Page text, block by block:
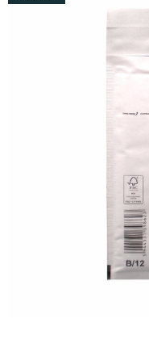
Extra výpredaj zásob